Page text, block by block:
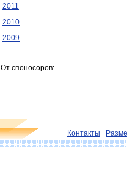
2011
2010
2009
От споносоров:
Контакты